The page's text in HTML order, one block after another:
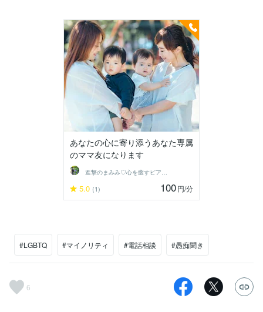
あなたの心に寄り添うあなた専属
のママ友になります
進撃のまみみ♡心を癒すピアヘルパー
5.0 (1) 100円/分
#LGBTQ #マイノリティ #電話相談 #愚痴聞き
6